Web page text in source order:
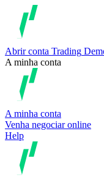
Abrir conta Trading
A minha conta
A minha conta
Venha negociar online
Help